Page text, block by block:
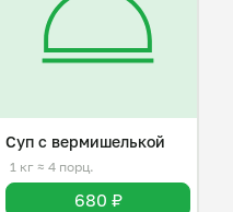
Суп с вермишелькой
1 кг ≈ 4 порц.
680 ₽